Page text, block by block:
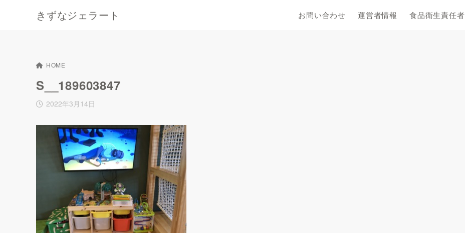
きずなジェラート お問い合わせ 運営者情報 食品衛生責任者
HOME
S__189603847
2022年3月14日